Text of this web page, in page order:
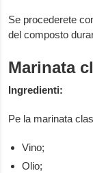
Se procederete
del composto
Marinata
Ingredienti:
Pe la marinata
Vino;
Olio;